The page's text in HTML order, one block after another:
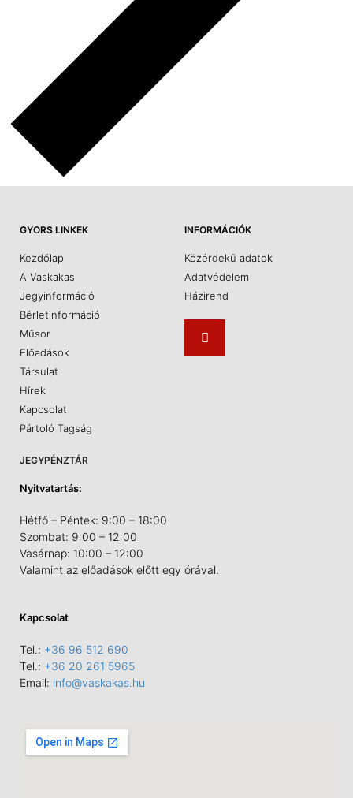
GYORS LINKEK
Kezdőlap
A Vaskakas
Jegyinformáció
Bérletinformáció
Műsor
Előadások
Társulat
Hírek
Kapcsolat
Pártoló Tagság
INFORMÁCIÓK
Közérdekű adatok
Adatvédelem
Házirend
JEGYPÉNZTÁR
Nyitvatartás:
Hétfő – Péntek: 9:00 – 18:00
Szombat: 9:00 – 12:00
Vasárnap: 10:00 – 12:00
Valamint az előadások előtt egy órával.
Kapcsolat
Tel.: +36 96 512 690
Tel.: +36 20 261 5965
Email: info@vaskakas.hu